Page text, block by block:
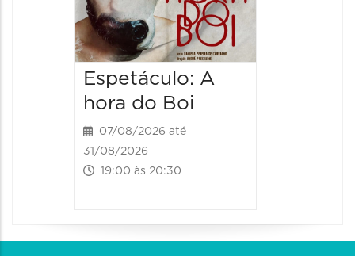
Espetáculo: A
hora do Boi
07/08/2026 até
31/08/2026
19:00 às 20:30